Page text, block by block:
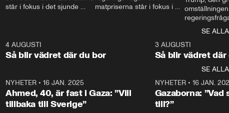
står i fokus i det sjunde
kommentator My
Rohwedder ställer
utbildnings- och
Mohamsson till svars.
matpriserna står i fokus i
Rohwedder ställer
statsminister Ulf Kristersson
centrum i
avsnittet av
Makten”. Se
Aftonbladets
Rohwedder
Thand Ring
SE ALLA
4 AUGUSTI
Så blir vädret där du bor
3 AUGUSTI
Så blir vädret där
SE ALLA
NYHETER• 16 JAN. 2025
Ahmed, 40, är fast i Gaza: ”Vill
tillbaka till Sverige”
NYHETER• 16 JAN.
Gazaborna:
till?”